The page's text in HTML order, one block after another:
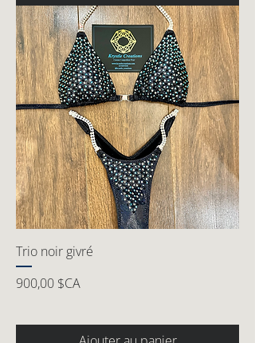
Trio noir givré
Prix
900,00 $CA